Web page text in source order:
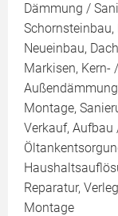
Dämmung /
Schornsteinbau,
Neueinbau,
Markisen, Kern-
Montage,
Verkauf,
Reparatur,
Montage